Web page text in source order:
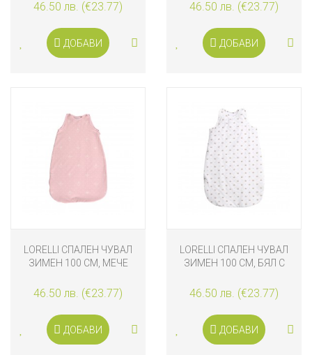
46.50 лв. (€23.77)
ДОБАВИ
46.50 лв. (€23.77)
ДОБАВИ
LORELLI СПАЛЕН ЧУВАЛ
ЗИМЕН 100 СМ, МЕЧЕ
46.50 лв. (€23.77)
ДОБАВИ
LORELLI СПАЛЕН ЧУВАЛ
ЗИМЕН 100 СМ, БЯЛ С
46.50 лв. (€23.77)
ДОБАВИ